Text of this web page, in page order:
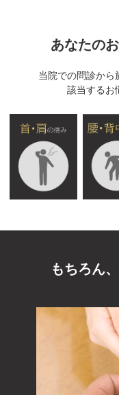
あなたの
当院での問診から
該当するお
もちろん